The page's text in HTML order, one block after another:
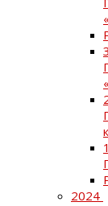
2024